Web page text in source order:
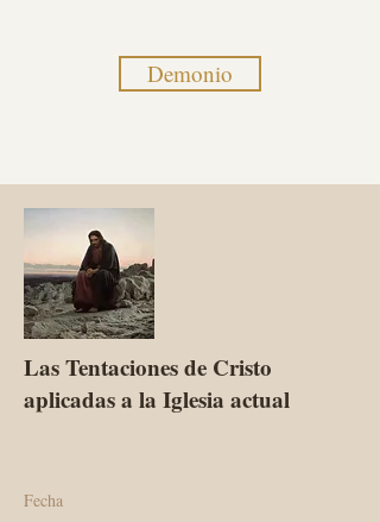
Demonio
Las Tentaciones de Cristo
aplicadas a la Iglesia actual
Fecha